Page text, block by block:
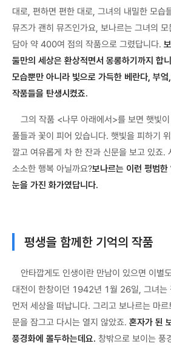
대로, 편하면 편한 대로, 그녀의 내밀한 모습
뮤즈가 괜히 뮤즈인가요, 보나르는 그녀의
담아 약 400여 점의 작품으로 그렸답니다.
둘만의 세상은 환상적면서 몽롱하기까지 합
모습뿐만 아니라 빛으로 가득한 베란다, 부
작품들을 탄생시켰죠.
그의 작품 <나무 아래에서>를 보면 햇빛
풀들과 꽃이 피어 있습니다. 햇빛을 피하기
깔고 여유롭게 차 한 잔과 신문을 보고 있죠.
소소한 행복 아닐까요?보나르는 이런 평범
눈을 가진 화가였답니다.
평생을 함께한 기억의 작품
안타깝게도 인생이란 만남이 있으면 이별
대전이 한창이던 1942년 1월 26일, 그녀는
먼저 세상을 떠납니다. 그리고 보나르는 마
문을 잠그고 다시는 열지 않았죠. 혼자가 된
풍경화에 몰두하는데요. 창밖으로 보이는 풍